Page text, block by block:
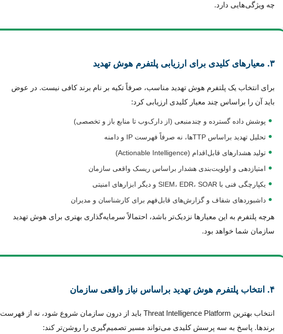
چه ویژگی‌هایی دارد.
۳. معیارهای کلیدی برای ارزیابی پلتفرم هوش تهدید
برای انتخاب یک پلتفرم هوش تهدید مناسب، صرفاً تکیه بر نام برند کافی نیست. در عوض
باید آن را براساس چند معیار کلیدی ارزیابی کرد:
پوشش داده گسترده و چندمنبعی (از دارک‌وب تا منابع باز و تخصصی)
تحلیل تهدید براساس TTPها، نه صرفاً فهرست IP و دامنه
تولید هشدارهای قابل‌اقدام (Actionable Intelligence)
امتیازدهی و اولویت‌بندی هشدار براساس ریسک واقعی سازمان
یکپارچگی فنی با SIEM، EDR، SOAR و دیگر ابزارهای امنیتی
داشبوردهای شفاف و گزارش‌های قابل‌فهم برای کارشناسان و مدیران
هرچه پلتفرم به این معیارها نزدیک‌تر باشد، احتمالاً سرمایه‌گذاری بهتری برای هوش تهدید
سازمان شما خواهد بود.
۴. انتخاب پلتفرم هوش تهدید براساس نیاز واقعی سازمان
انتخاب بهترین Threat Intelligence Platform باید از درون سازمان شروع شود، نه از فهرست
برندها. پاسخ به سه پرسش کلیدی می‌تواند مسیر تصمیم‌گیری را روشن‌تر کند: